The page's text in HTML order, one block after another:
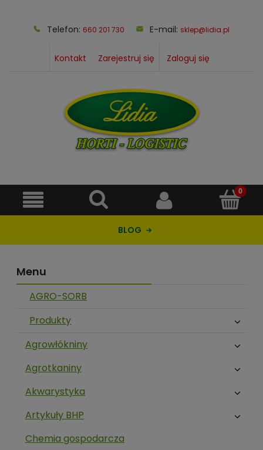
Telefon: 660 201 730 E-mail: sklep@lidia.pl
Kontakt Zarejestruj się Zaloguj się
BLOG
Menu
AGRO-SORB
Produkty
Agrowłókniny
Agrotkaniny
Akwarystyka
Artykuły BHP
Chemia gospodarcza